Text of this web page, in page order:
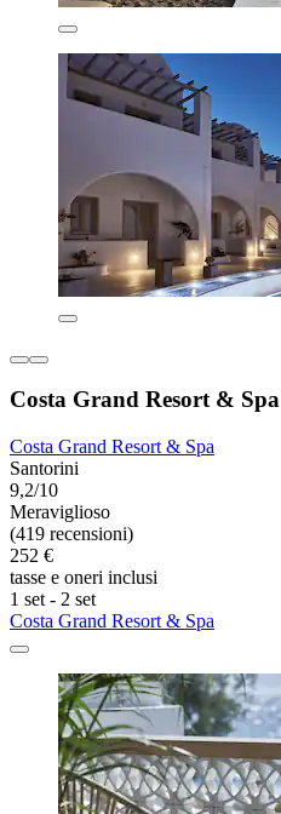
Costa Grand Resort & Spa
Costa Grand Resort & Spa
Santorini
9,2/10
Meraviglioso
(419 recensioni)
252 €
tasse e oneri inclusi
1 set - 2 set
Costa Grand Resort & Spa